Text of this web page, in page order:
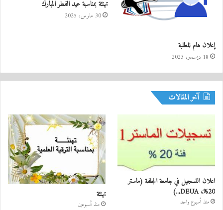
إعلان هام للطلبة
18 ديسمبر، 2023
تهنئة بمناسبة عيد الفطر المبارك
30 مارس، 2025
آخر المقالات
اعلان التسجيل في جامعة الجلفة (ماستر
20%، DEUA,..)
منذ أسبوع واحد
تهنئة
منذ أسبوعين